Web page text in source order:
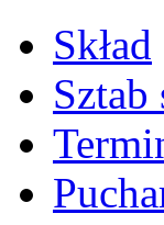
Skład